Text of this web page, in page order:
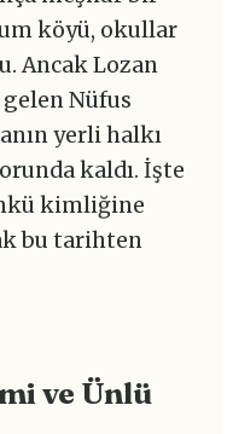
köyü, okullar
Ancak Lozan
gelen Nüfus
yerli halkı
kaldı. İşte
kimliğine
bu tarihten
ve Ünlü